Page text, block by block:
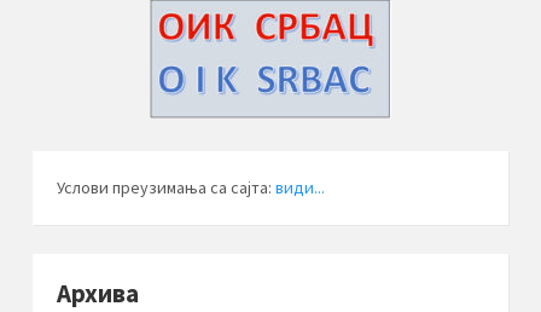
Услови преузимања са сајта: види...
Архива